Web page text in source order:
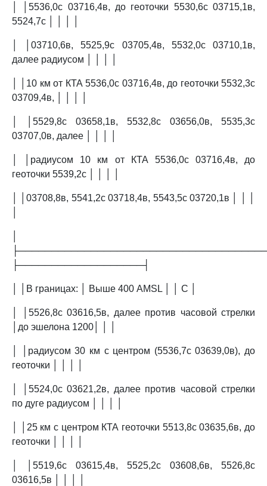
│ │5536,0с 03716,4в, до геоточки 5530,6с 03715,1в,
5524,7с │ │ │ │
│ │03710,6в, 5525,9с 03705,4в, 5532,0с 03710,1в,
далее радиусом │ │ │ │
│ │10 км от КТА 5536,0с 03716,4в, до геоточки 5532,3с
03709,4в, │ │ │ │
│ │5529,8с 03658,1в, 5532,8с 03656,0в, 5535,3с
03707,0в, далее │ │ │ │
│ │радиусом 10 км от КТА 5536,0с 03716,4в, до
геоточки 5539,2с │ │ │ │
│ │03708,8в, 5541,2с 03718,4в, 5543,5с 03720,1в │ │ │
├───────────────────┤
│ │В границах: │ Выше 400 AMSL │ │ C │
│ │5526,8с 03616,5в, далее против часовой стрелки
│до эшелона 1200│ │ │
│ │радиусом 30 км с центром (5536,7с 03639,0в), до
геоточки │ │ │ │
│ │5524,0с 03621,2в, далее против часовой стрелки
по дуге радиусом │ │ │ │
│ │25 км с центром КТА геоточки 5513,8с 03635,6в, до
геоточки │ │ │ │
│ │5519,6с 03615,4в, 5525,2с 03608,6в, 5526,8с
03616,5в │ │ │ │